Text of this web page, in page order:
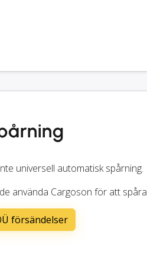
universell automatisk spårning.
använda Cargoson för att
försändelser